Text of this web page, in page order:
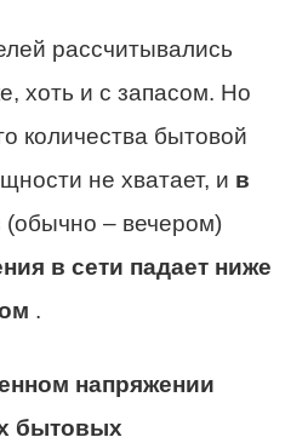
рассчитывались
хоть и с запасом. Но
количества бытовой
не хватает, и в
(обычно – вечером)
в сети падает ниже
.
напряжении
бытовых